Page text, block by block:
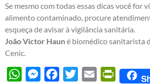
Se mesmo com todas essas dicas você for
alimento contaminado, procure
esqueça de avisar à vigilância sanitária.
João Victor Hauné biomédico sanitarista
Cenic.
WhatsAppMessengerFacebook
Twitter Email